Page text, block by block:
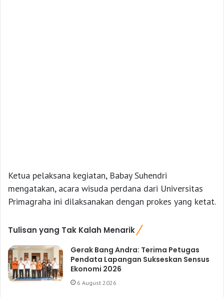
Ketua pelaksana kegiatan, Babay Suhendri
mengatakan, acara wisuda perdana dari Universitas
Primagraha ini dilaksanakan dengan prokes yang ketat.
Tulisan yang Tak Kalah Menarik
Gerak Bang Andra: Terima Petugas
Pendata Lapangan Sukseskan Sensus
Ekonomi 2026
6 August 2026